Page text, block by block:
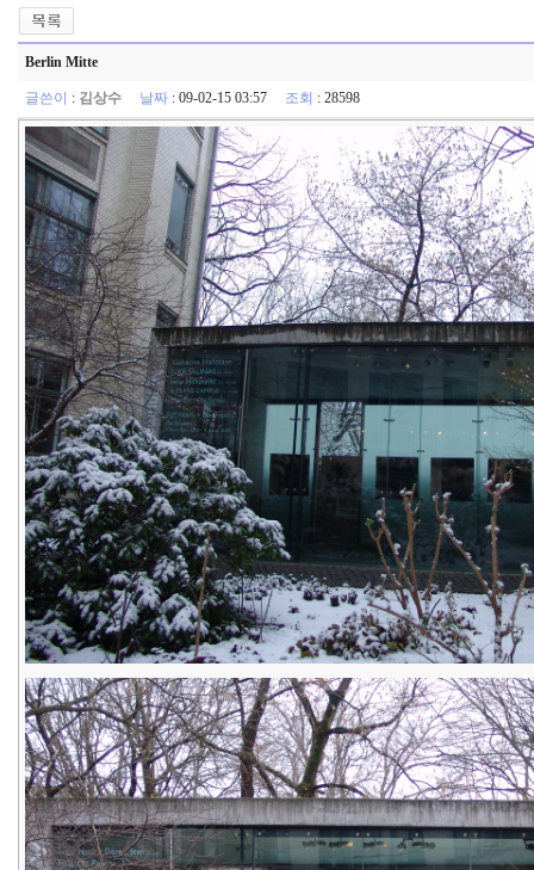
Berlin Mitte
글쓴이 : 김상수 날짜 : 09-02-15 03:57 조회 : 28598